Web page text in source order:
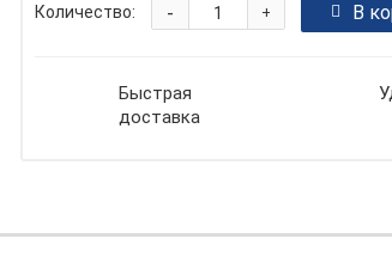
Количество: +
- В
Быстрая
доставка